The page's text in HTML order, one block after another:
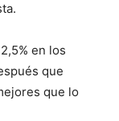
en los
que
que lo